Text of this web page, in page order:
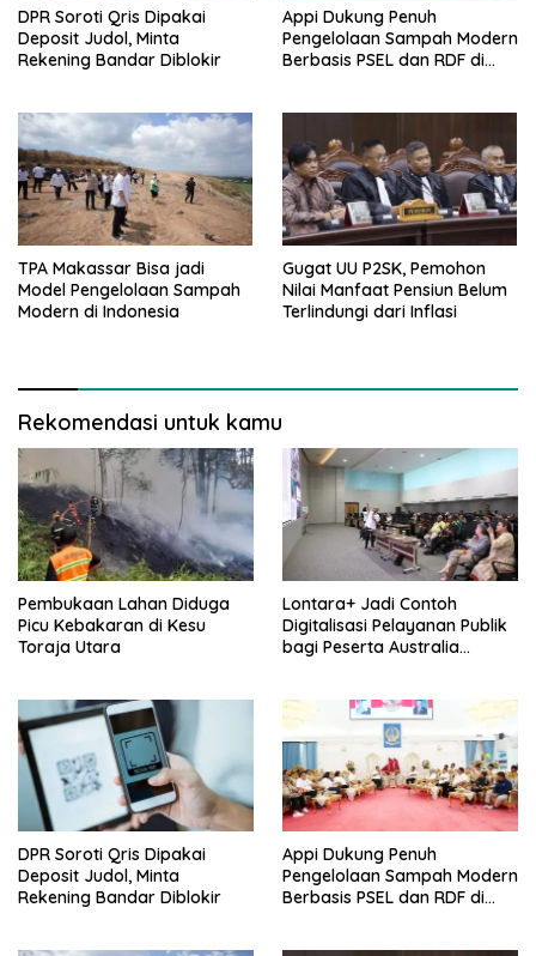
DPR Soroti Qris Dipakai
Deposit Judol, Minta
Rekening Bandar Diblokir
Appi Dukung Penuh
Pengelolaan Sampah Modern
Berbasis PSEL dan RDF di
TPA Makassar Bisa jadi
Model Pengelolaan Sampah
Modern di Indonesia
Gugat UU P2SK, Pemohon
Nilai Manfaat Pensiun Belum
Terlindungi dari Inflasi
Rekomendasi untuk kamu
Pembukaan Lahan Diduga
Picu Kebakaran di Kesu
Toraja Utara
Lontara+ Jadi Contoh
Digitalisasi Pelayanan Publik
bagi Peserta Australia
DPR Soroti Qris Dipakai
Deposit Judol, Minta
Rekening Bandar Diblokir
Appi Dukung Penuh
Pengelolaan Sampah Modern
Berbasis PSEL dan RDF di